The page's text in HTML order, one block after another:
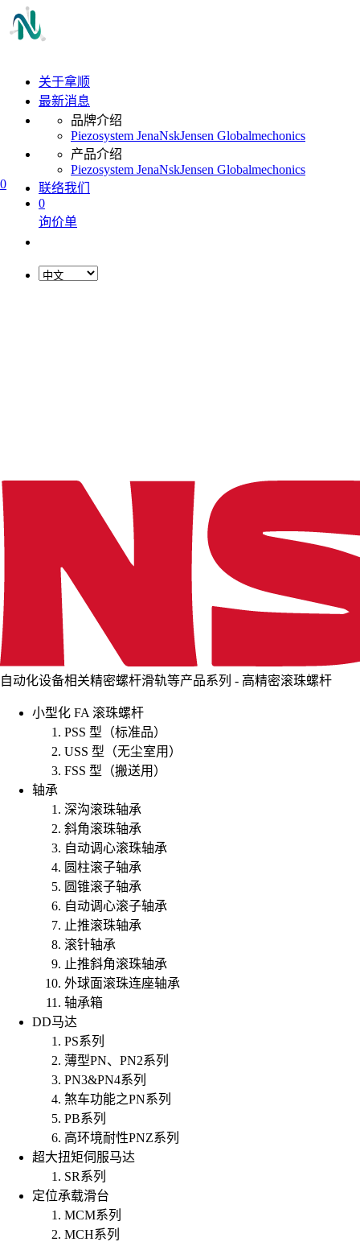
0
关于拿顺
最新消息
品牌介绍
Piezosystem JenaNskJensen Globalmechonics
产品介绍
Piezosystem JenaNskJensen Globalmechonics
联络我们
0
询价单
自动化设备相关精密螺杆滑轨等产品系列 - 高精密滚珠螺杆
小型化 FA 滚珠螺杆
PSS 型（标准品）
USS 型（无尘室用）
FSS 型（搬送用）
轴承
深沟滚珠轴承
斜角滚珠轴承
自动调心滚珠轴承
圆柱滚子轴承
圆锥滚子轴承
自动调心滚子轴承
止推滚珠轴承
滚针轴承
止推斜角滚珠轴承
外球面滚珠连座轴承
轴承箱
DD马达
PS系列
薄型PN、PN2系列
PN3&PN4系列
煞车功能之PN系列
PB系列
高环境耐性PNZ系列
超大扭矩伺服马达
SR系列
定位承载滑台
MCM系列
MCH系列